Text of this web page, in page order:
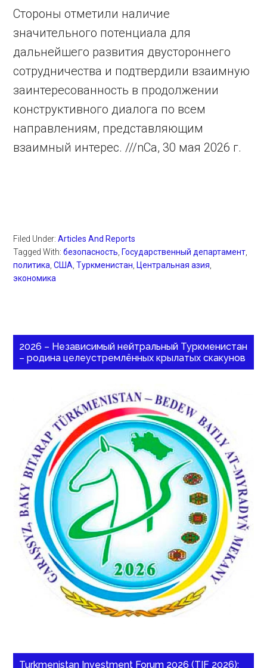
Стороны отметили наличие
значительного потенциала для
дальнейшего развития двустороннего
сотрудничества и подтвердили взаимную
заинтересованность в продолжении
конструктивного диалога по всем
направлениям, представляющим
взаимный интерес. ///nCa, 30 мая 2026 г.
Filed Under:Articles And Reports
Tagged With:безопасность ,Государственный департамент
политика ,США ,Туркменистан ,Центральная азия
экономика
2026 – Независимый нейтральный Туркменистан
– родина целеустремлённых крылатых скакунов
Turkmenistan Investment Forum 2026 (TIF 2026):